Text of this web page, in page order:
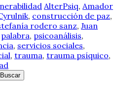
AlterPsiq, Amador
, construcción de paz,
rodero sanz, Juan
palabra, psicoanálisis,
, servicios sociales,
, trauma, trauma psíquico,
Buscar